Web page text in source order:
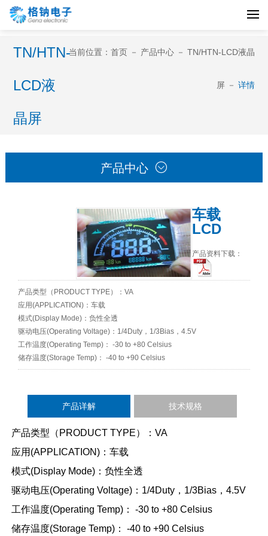
TN/HTN-
LCD液
晶屏
当前位置： 首页－ 产品中心－ TN/HTN-LCD液晶
屏－ 详情
产品中心 
车载
LCD
产品资料下载：
产品类型（PRODUCT TYPE）：VA
应用(APPLICATION)：车载
模式(Display Mode)：负性全透
驱动电压(Operating Voltage)：1/4Duty，1/3Bias，4.5V
工作温度(Operating Temp)： -30 to +80 Celsius
储存温度(Storage Temp)： -40 to +90 Celsius
产品详解 技术规格
产品类型（PRODUCT TYPE）：VA
应用(APPLICATION)：车载
模式(Display Mode)：负性全透
驱动电压(Operating Voltage)：1/4Duty，1/3Bias，4.5V
工作温度(Operating Temp)： -30 to +80 Celsius
储存温度(Storage Temp)： -40 to +90 Celsius